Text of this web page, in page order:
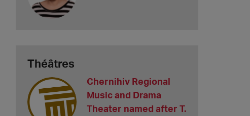
Théâtres
Chernihiv Regional
Music and Drama
Theater named after T.